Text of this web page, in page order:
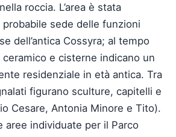
roccia. L’area è stata
sede delle funzioni
dell’antica Cossyra; al tempo
e cisterne indicano un
residenziale in età antica. Tra
figurano sculture, capitelli e
Cesare, Antonia Minore e Tito).
aree individuate per il Parco